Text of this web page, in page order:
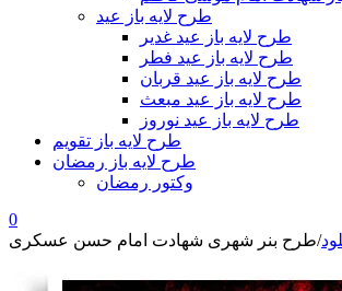
طرح لایه باز عید
طرح لایه باز عید غدیر
طرح لایه باز عید فطر
طرح لایه باز عید قربان
طرح لایه باز عید مبعث
طرح لایه باز عید نوروز
طرح لایه باز تقویم
طرح لایه باز رمضان
وکتور رمضان
0
/